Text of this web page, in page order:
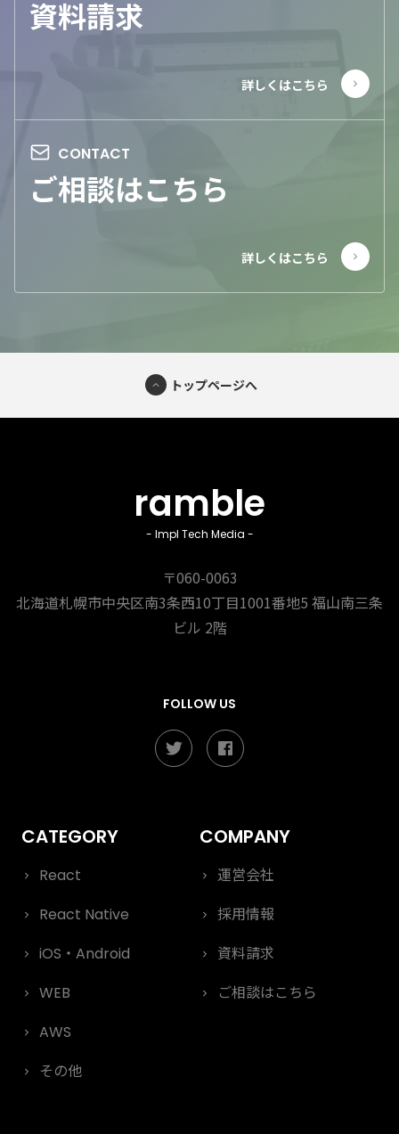
資料請求
ご相談はこちら
トップページへ
ramble
- Impl Tech Media -
〒060-0063
北海道札幌市中央区南3条西10丁目1001番地5 福山南三条
ビル 2階
FOLLOW US
React
React Native
iOS・Android
WEB
AWS
その他
運営会社
採用情報
資料請求
ご相談はこちら